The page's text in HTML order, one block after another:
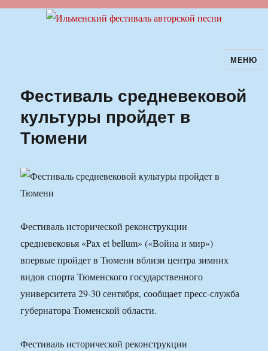
Ильменский фестиваль авторскойМЕНЮ
Фестиваль средневековой
культуры пройдет в
Тюмени
Фестиваль исторической реконструкции
средневековья «Pax et bellum» («Война и мир»)
впервые пройдет в Тюмени вблизи центра зимних
видов спорта Тюменского государственного
университета 29-30 сентября, сообщает пресс-служба
губернатора Тюменской области.
Фестиваль исторической реконструкции